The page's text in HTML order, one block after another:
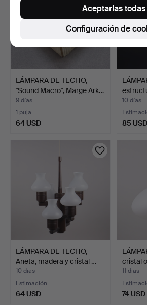
LÁMPARA DE TECHO,
"Sound Macro", Marge Ark…
9 días
1 puja
64 USD
10 días
85 USD
LÁMPARA DE TECHO,
Aneta, madera y cristal …
10 días
Estimación
64 USD
cristal
11 días
74 USD
Configuración de
Aceptarlas todas